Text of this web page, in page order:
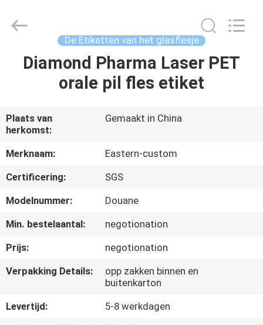
HUIS
ONGEVEER
ONS
FABRIEKSREIS
KWALITEITSCONTROLE
CONTACTEER
Industry
De Etiketten van het glasflesje
Diamond Pharma Laser PET
orale pil fles etiket
Plaats van
herkomst:
Gemaakt in China
Merknaam:
Eastern-custom
Certificering:
SGS
Modelnummer:
Douane
Min. bestelaantal:
negotionation
Prijs:
negotionation
Verpakking Details:
opp zakken binnen en
buitenkarton
Levertijd:
5-8 werkdagen